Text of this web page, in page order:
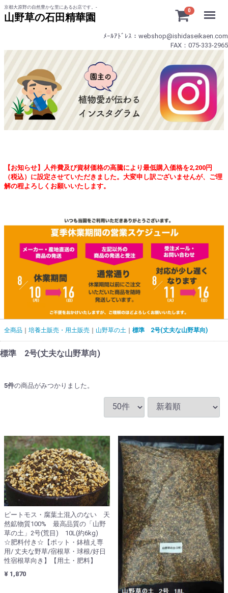
京都大原野の自然豊かな里にあるお店です。-
山野草の石田精華園
0
ﾒｰﾙｱﾄﾞﾚｽ：webshop@ishidaseikaen.com
FAX：075-333-2965
【お知らせ】人件費及び資材価格の高騰により最低購入価格を2,200円
（税込）に設定させていただきました。大変申し訳ございませんが、ご理
解の程よろしくお願いいたします。
全商品 培養土販売・用土販売 山野草の土 標準 2号(丈夫な山野草向)
標準 2号(丈夫な山野草向)
5件の商品がみつかりました。
ピートモス・腐葉土混入のない 天
然鉱物質100% 最高品質の「山野
草の土」2号(荒目) 10L(約6kg)
☆肥料付き☆【ポット・鉢植え専
用/ 丈夫な野草/宿根草・球根/好日
性宿根草向き】【用土・肥料】
¥ 1,870